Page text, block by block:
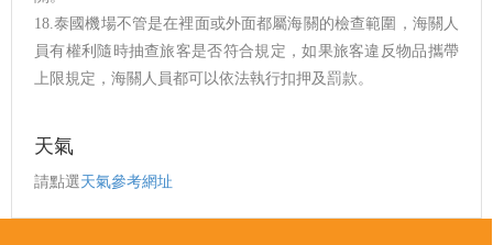
18.泰國機場不管是在裡面或外面都屬海關的檢查範圍，海關人
員有權利隨時抽查旅客是否符合規定，如果旅客違反物品攜帶
上限規定，海關人員都可以依法執行扣押及罰款。
天氣
請點選天氣參考網址